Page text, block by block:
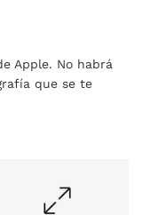
Apple. No habrá
que se te